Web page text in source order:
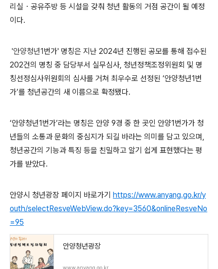
리실・공유주방 등 시설을 갖춰 청년 활동의 거점 공간이 될 예정
이다.
'안양청년1번가' 명칭은 지난 2024년 진행된 공모를 통해 접수된
202건의 명칭 중 담당부서 실무심사, 청년정책조정위원회 및 명
칭선정심사위원회의 심사를 거쳐 최우수로 선정된 ‘안양청년1번
가’를 청년공간의 새 이름으로 확정됐다.
‘안양청년1번가’라는 명칭은 안양 9경 중 한 곳인 안양1번가가 청
년들의 소통과 문화의 중심지가 되길 바라는 의미를 담고 있으며,
청년공간의 기능과 특징 등을 친밀하고 알기 쉽게 표현했다는 평
가를 받았다.
안양시 청년광장 페이지 바로가기 https://www.anyang.go.kr/y
outh/selectResveWebView.do?key=3560&onlineResveNo
=95
안양청년광장